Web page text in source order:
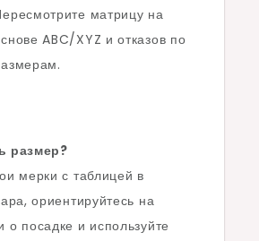
матрицу на
ABC/XYZ и отказов по
размер?
мерки с таблицей в
ориентируйтесь на
о посадке и используйте